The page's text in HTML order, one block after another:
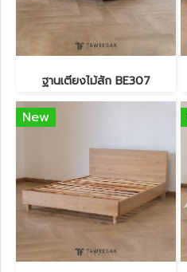
ฐานเตียงไม้สัก BE307
New